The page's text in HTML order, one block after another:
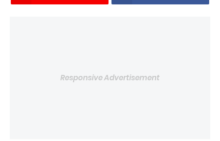
Responsive Advertisement